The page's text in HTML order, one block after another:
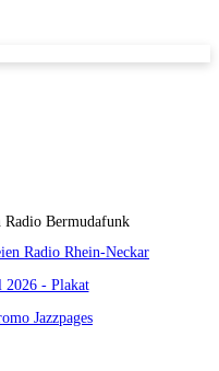
Radio Rhein-Neckar